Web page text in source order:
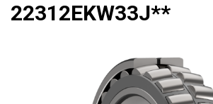
22312EKW33J**